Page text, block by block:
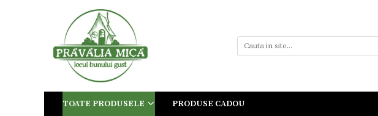
Toate Produsele
TOATE PRODUSELE PRODUSE CADOU